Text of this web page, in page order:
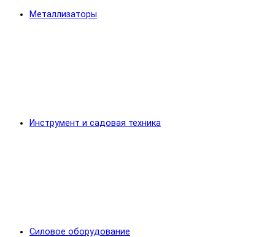
Металлизаторы
Инструмент и садовая техника
Силовое оборудование